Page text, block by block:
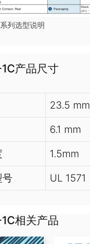
列选型说明
产品尺寸
23.5 mm
6.1 mm
1.5mm
号 UL 1571
相关产品